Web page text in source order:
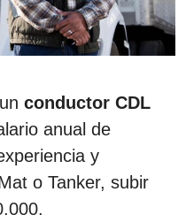
conductor CDL
anual de
y
o Tanker, subir